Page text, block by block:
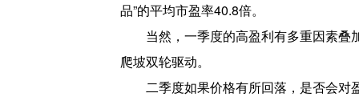
品”的平均市盈率40.8倍。
当然，一季度的高盈利有多重因素
爬坡双轮驱动。
二季度如果价格有所回落，是否会对